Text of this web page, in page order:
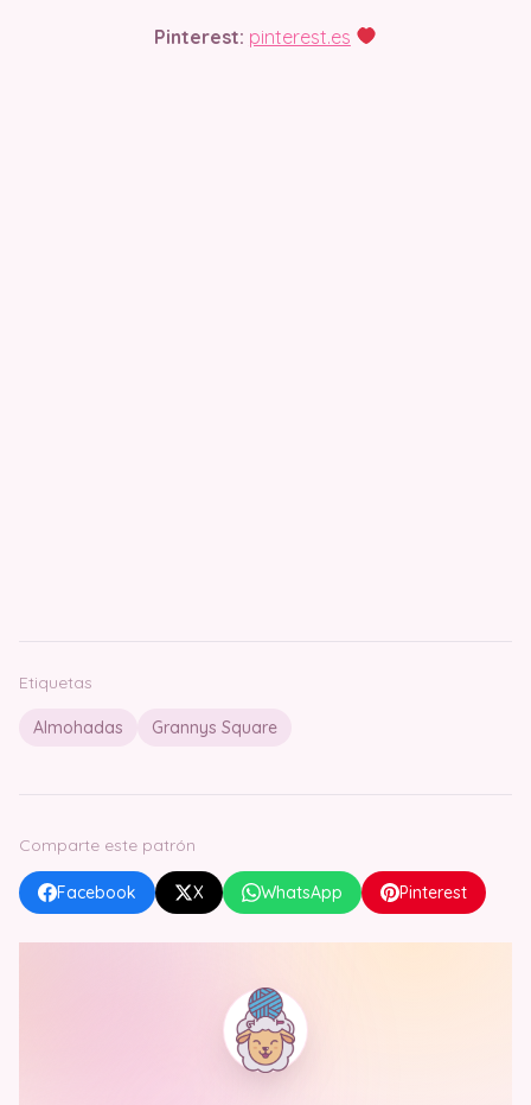
Pinterest: pinterest.es
Etiquetas
Almohadas Grannys Square
Comparte este patrón
Facebook X WhatsApp Pinterest